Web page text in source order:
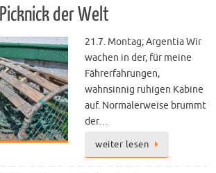
der Welt
21.7. Montag; Argentia Wir
wachen in der, für meine
Fährerfahrungen,
wahnsinnig ruhigen Kabine
auf. Normalerweise brummt
der…
weiter lesen